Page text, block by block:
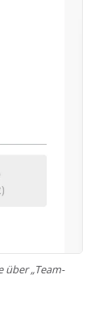
über „Team-